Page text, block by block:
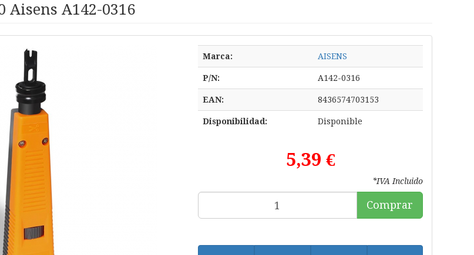
Aisens A142-0316
Marca: AISENS
P/N: A142-0316
EAN: 8436574703153
Disponibilidad: Disponible
5,39 €
*IVA Incluido
Comprar